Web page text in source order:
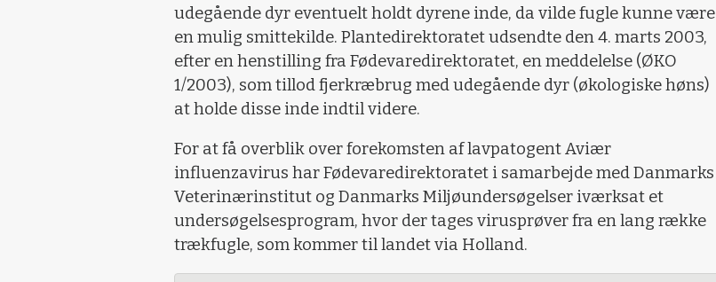
udegående dyr eventuelt holdt dyrene inde, da vilde fugle kunne være
en mulig smittekilde. Plantedirektoratet udsendte den 4. marts 2003,
efter en henstilling fra Fødevaredirektoratet, en meddelelse (ØKO
1/2003), som tillod fjerkræbrug med udegående dyr (økologiske høns)
at holde disse inde indtil videre.
For at få overblik over forekomsten af lavpatogent Aviær
influenzavirus har Fødevaredirektoratet i samarbejde med Danmarks
Veterinærinstitut og Danmarks Miljøundersøgelser iværksat et
undersøgelsesprogram, hvor der tages virusprøver fra en lang række
trækfugle, som kommer til landet via Holland.